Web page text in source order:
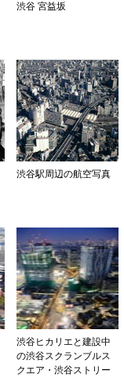
渋谷 宮益坂
渋谷駅周辺の航空写真
渋谷ヒカリエと建設中
の渋谷スクランブルス
クエア・渋谷ストリー